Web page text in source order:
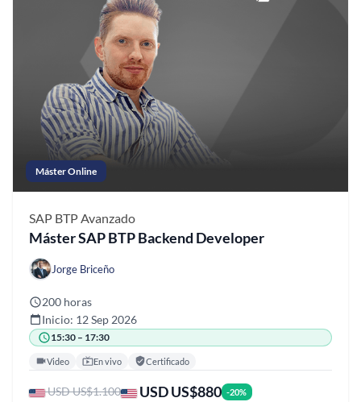
Máster Online
SAP BTP Avanzado
Máster SAP BTP Backend Developer
Jorge Briceño
200 horas
Inicio: 12 Sep 2026
15:30 – 17:30
Video En vivo Certificado
USD US$1.100 USD US$880 -20%